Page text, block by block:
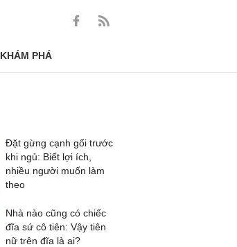
KHÁM PHÁ
Đặt gừng cạnh gối trước
khi ngủ: Biết lợi ích,
nhiều người muốn làm
theo
Nhà nào cũng có chiếc
đĩa sứ cô tiên: Vậy tiên
nữ trên đĩa là ai?